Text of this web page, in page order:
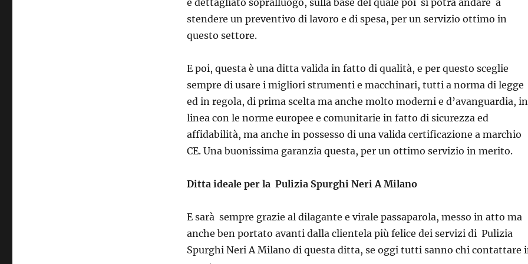
e dettagliato sopralluogo, sulla base del quale poi si potrà andare a
stendere un preventivo di lavoro e di spesa, per un servizio ottimo in
questo settore.
E poi, questa è una ditta valida in fatto di qualità, e per questo sceglie
sempre di usare i migliori strumenti e macchinari, tutti a norma di legge
ed in regola, di prima scelta ma anche molto moderni e d’avanguardia, in
linea con le norme europee e comunitarie in fatto di sicurezza ed
affidabilità, ma anche in possesso di una valida certificazione a marchio
CE. Una buonissima garanzia questa, per un ottimo servizio in merito.
Ditta ideale per la Pulizia Spurghi Neri A Milano
E sarà sempre grazie al dilagante e virale passaparola, messo in atto ma
anche ben portato avanti dalla clientela più felice dei servizi di Pulizia
Spurghi Neri A Milano di questa ditta, se oggi tutti sanno chi contattare